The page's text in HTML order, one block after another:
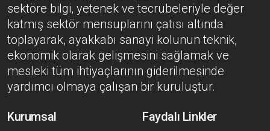
sektöre bilgi, yetenek ve tecrübeleriyle değer
katmış sektör mensuplarını çatısı altında
toplayarak, ayakkabı sanayi kolunun teknik,
ekonomik olarak gelişmesini sağlamak ve
mesleki tüm ihtiyaçlarının giderilmesinde
yardımcı olmaya çalışan bir kuruluştur.
Kurumsal
Faydalı Linkler